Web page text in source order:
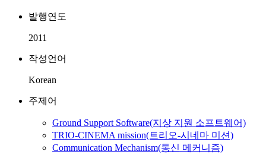
발행연도
2011
작성언어
Korean
주제어
Ground Support Software(지상 지원 소프트웨어)
TRIO-CINEMA mission(트리오-시네마 미션)
Communication Mechanism(통신 메커니즘)